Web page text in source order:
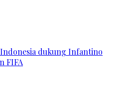
dukung Infantino
FIFA